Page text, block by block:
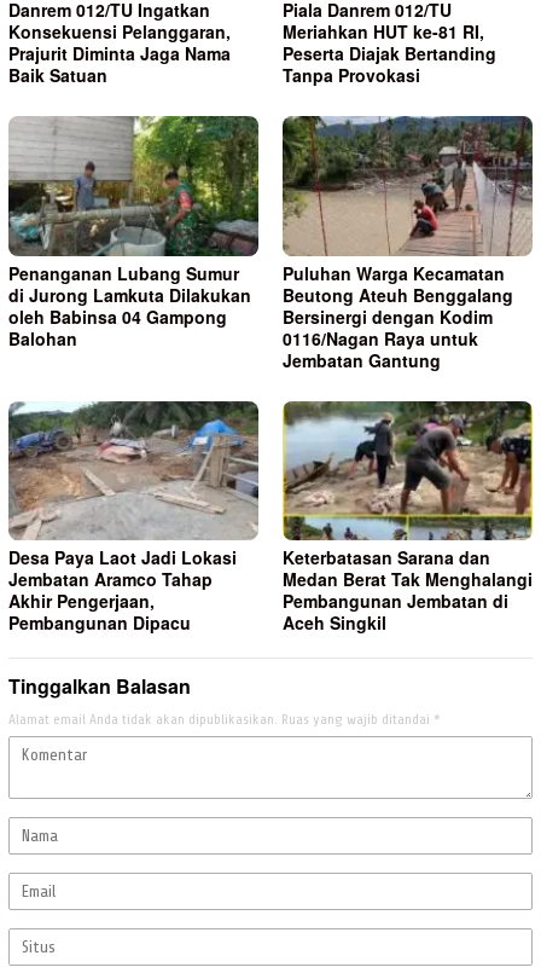
Danrem 012/TU Ingatkan
Konsekuensi Pelanggaran,
Prajurit Diminta Jaga Nama
Baik Satuan
Piala Danrem 012/TU
Meriahkan HUT ke-81 RI,
Peserta Diajak Bertanding
Tanpa Provokasi
Penanganan Lubang Sumur
di Jurong Lamkuta Dilakukan
oleh Babinsa 04 Gampong
Balohan
Puluhan Warga Kecamatan
Beutong Ateuh Benggalang
Bersinergi dengan Kodim
0116/Nagan Raya untuk
Jembatan Gantung
Desa Paya Laot Jadi Lokasi
Jembatan Aramco Tahap
Akhir Pengerjaan,
Pembangunan Dipacu
Keterbatasan Sarana dan
Medan Berat Tak Menghalangi
Pembangunan Jembatan di
Aceh Singkil
Tinggalkan Balasan
Alamat email Anda tidak akan dipublikasikan. Ruas yang wajib ditandai *